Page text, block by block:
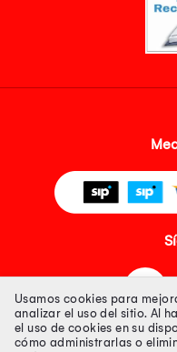
Usamos cookies para
analizar el uso del sitio. Al
el uso de cookies en su
cómo administrarlas o